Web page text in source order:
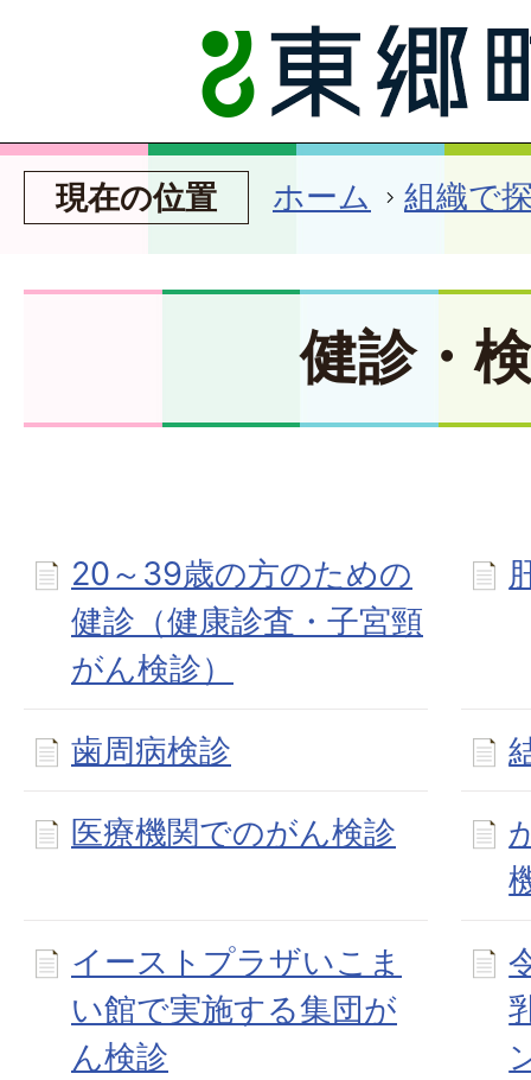
現在の位置 ホーム 組織で
健診・
20～39歳の方のための
健診（健康診査・子宮頸
がん検診）
歯周病検診
医療機関でのがん検診
イーストプラザいこま
い館で実施する集団が
ん検診